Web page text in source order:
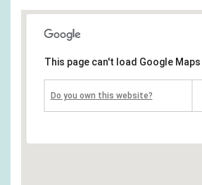
This page can't load Google
Do you own this website?